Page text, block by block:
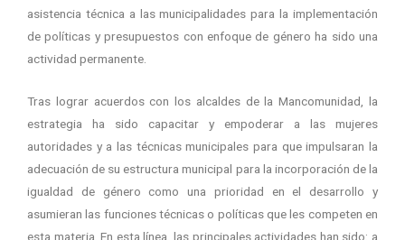
asistencia técnica a las municipalidades para la implementación
de políticas y presupuestos con enfoque de género ha sido una
actividad permanente.
Tras lograr acuerdos con los alcaldes de la Mancomunidad, la
estrategia ha sido capacitar y empoderar a las mujeres
autoridades y a las técnicas municipales para que impulsaran la
adecuación de su estructura municipal para la incorporación de la
igualdad de género como una prioridad en el desarrollo y
asumieran las funciones técnicas o políticas que les competen en
esta materia. En esta línea, las principales actividades han sido: a